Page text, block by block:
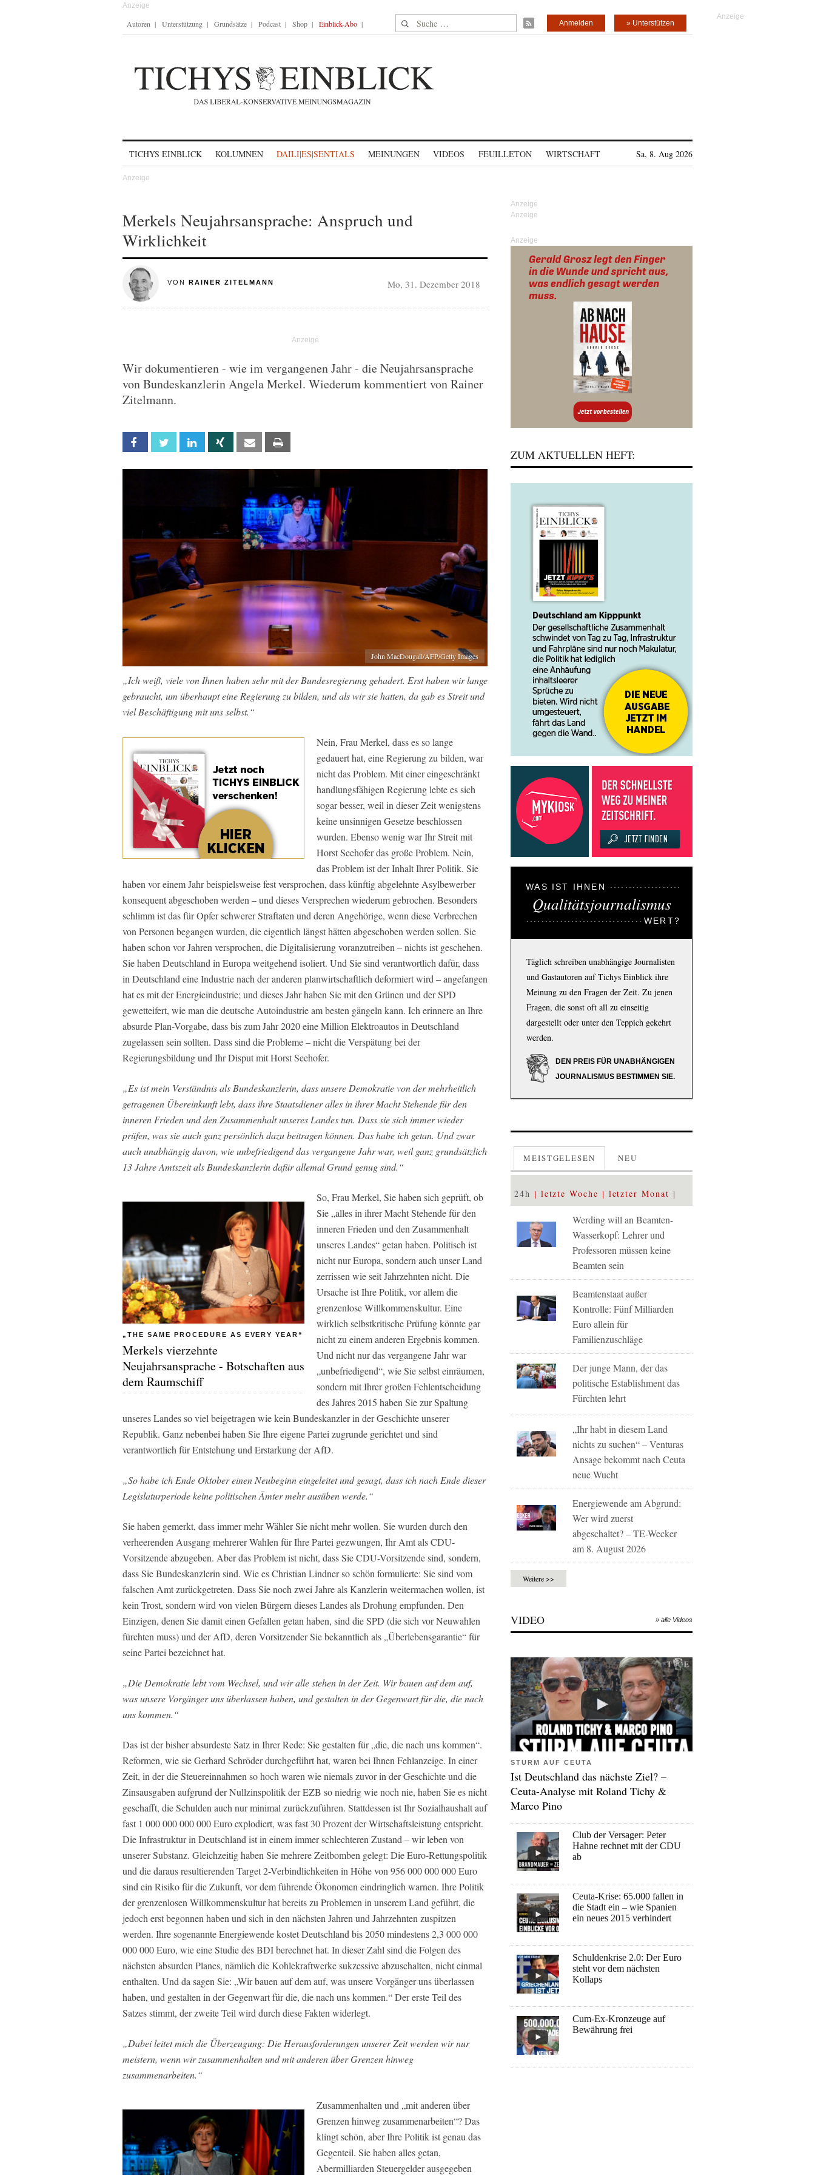
Autoren Unterstützung Grundsätze Podcast Shop Einblick-Abo Suche nach: » Unterstützen
Anmelden
TICHYS EINBLICK KOLUMNEN DAILI|ES|SENTIALS MEINUNGEN VIDEOS FEUILLETON WIRTSCHAFT Sa, 8. Aug 2026
Merkels Neujahrsansprache: Anspruch und
Wirklichkeit
VON RAINER ZITELMANN Mo, 31. Dezember 2018
Wir dokumentieren - wie im vergangenen Jahr - die Neujahrsansprache
von Bundeskanzlerin Angela Merkel. Wiederum kommentiert von Rainer
Zitelmann.
Facebook Twitter Linkedin Xing Email
John MacDougall/AFP/Getty Images
„Ich weiß, viele von Ihnen haben sehr mit der Bundesregierung gehadert. Erst haben wir lange
gebraucht, um überhaupt eine Regierung zu bilden, und als wir sie hatten, da gab es Streit und
viel Beschäftigung mit uns selbst.“
Nein, Frau Merkel, dass es so lange
gedauert hat, eine Regierung zu bilden, war
nicht das Problem. Mit einer eingeschränkt
handlungsfähigen Regierung lebte es sich
sogar besser, weil in dieser Zeit wenigstens
keine unsinnigen Gesetze beschlossen
wurden. Ebenso wenig war Ihr Streit mit
Horst Seehofer das große Problem. Nein,
das Problem ist der Inhalt Ihrer Politik. Sie
haben vor einem Jahr beispielsweise fest versprochen, dass künftig abgelehnte Asylbewerber
konsequent abgeschoben werden – und dieses Versprechen wiederum gebrochen. Besonders
schlimm ist das für Opfer schwerer Straftaten und deren Angehörige, wenn diese Verbrechen
von Personen begangen wurden, die eigentlich längst hätten abgeschoben werden sollen. Sie
haben schon vor Jahren versprochen, die Digitalisierung voranzutreiben – nichts ist geschehen.
Sie haben Deutschland in Europa weitgehend isoliert. Und Sie sind verantwortlich dafür, dass
in Deutschland eine Industrie nach der anderen planwirtschaftlich deformiert wird – angefangen
hat es mit der Energieindustrie; und dieses Jahr haben Sie mit den Grünen und der SPD
gewetteifert, wie man die deutsche Autoindustrie am besten gängeln kann. Ich erinnere an Ihre
absurde Plan-Vorgabe, dass bis zum Jahr 2020 eine Million Elektroautos in Deutschland
zugelassen sein sollten. Dass sind die Probleme – nicht die Verspätung bei der
Regierungsbildung und Ihr Disput mit Horst Seehofer.
„Es ist mein Verständnis als Bundeskanzlerin, dass unsere Demokratie von der mehrheitlich
getragenen Übereinkunft lebt, dass ihre Staatsdiener alles in ihrer Macht Stehende für den
inneren Frieden und den Zusammenhalt unseres Landes tun. Dass sie sich immer wieder
prüfen, was sie auch ganz persönlich dazu beitragen können. Das habe ich getan. Und zwar
auch unabhängig davon, wie unbefriedigend das vergangene Jahr war, weil ganz grundsätzlich
13 Jahre Amtszeit als Bundeskanzlerin dafür allemal Grund genug sind.“
„THE SAME PROCEDURE AS EVERY YEAR“
Merkels vierzehnte
Neujahrsansprache - Botschaften aus
dem Raumschiff
So, Frau Merkel, Sie haben sich geprüft, ob
Sie „alles in ihrer Macht Stehende für den
inneren Frieden und den Zusammenhalt
unseres Landes“ getan haben. Politisch ist
nicht nur Europa, sondern auch unser Land
zerrissen wie seit Jahrzehnten nicht. Die
Ursache ist Ihre Politik, vor allem die
grenzenlose Willkommenskultur. Eine
wirklich selbstkritische Prüfung könnte gar
nicht zu einem anderen Ergebnis kommen.
Und nicht nur das vergangene Jahr war
„unbefriedigend“, wie Sie selbst einräumen,
sondern mit Ihrer großen Fehlentscheidung
des Jahres 2015 haben Sie zur Spaltung
unseres Landes so viel beigetragen wie kein Bundeskanzler in der Geschichte unserer
Republik. Ganz nebenbei haben Sie Ihre eigene Partei zugrunde gerichtet und sind
verantwortlich für Entstehung und Erstarkung der AfD.
„So habe ich Ende Oktober einen Neubeginn eingeleitet und gesagt, dass ich nach Ende dieser
Legislaturperiode keine politischen Ämter mehr ausüben werde.“
Sie haben gemerkt, dass immer mehr Wähler Sie nicht mehr wollen. Sie wurden durch den
verheerenden Ausgang mehrerer Wahlen für Ihre Partei gezwungen, Ihr Amt als CDU-
Vorsitzende abzugeben. Aber das Problem ist nicht, dass Sie CDU-Vorsitzende sind, sondern,
dass Sie Bundeskanzlerin sind. Wie es Christian Lindner so schön formulierte: Sie sind vom
falschen Amt zurückgetreten. Dass Sie noch zwei Jahre als Kanzlerin weitermachen wollen, ist
kein Trost, sondern wird von vielen Bürgern dieses Landes als Drohung empfunden. Den
Einzigen, denen Sie damit einen Gefallen getan haben, sind die SPD (die sich vor Neuwahlen
fürchten muss) und der AfD, deren Vorsitzender Sie bekanntlich als „Überlebensgarantie“ für
seine Partei bezeichnet hat.
„Die Demokratie lebt vom Wechsel, und wir alle stehen in der Zeit. Wir bauen auf dem auf,
was unsere Vorgänger uns überlassen haben, und gestalten in der Gegenwart für die, die nach
uns kommen.“
Das ist der bisher absurdeste Satz in Ihrer Rede: Sie gestalten für „die, die nach uns kommen“.
Reformen, wie sie Gerhard Schröder durchgeführt hat, waren bei Ihnen Fehlanzeige. In einer
Zeit, in der die Steuereinnahmen so hoch waren wie niemals zuvor in der Geschichte und die
Zinsausgaben aufgrund der Nullzinspolitik der EZB so niedrig wie noch nie, haben Sie es nicht
geschafft, die Schulden auch nur minimal zurückzuführen. Stattdessen ist Ihr Sozialhaushalt auf
fast 1 000 000 000 000 Euro explodiert, was fast 30 Prozent der Wirtschaftsleistung entspricht.
Die Infrastruktur in Deutschland ist in einem immer schlechteren Zustand – wir leben von
unserer Substanz. Gleichzeitig haben Sie mehrere Zeitbomben gelegt: Die Euro-Rettungspolitik
und die daraus resultierenden Target 2-Verbindlichkeiten in Höhe von 956 000 000 000 Euro
sind ein Risiko für die Zukunft, vor dem führende Ökonomen eindringlich warnen. Ihre Politik
der grenzenlosen Willkommenskultur hat bereits zu Problemen in unserem Land geführt, die
jedoch erst begonnen haben und sich in den nächsten Jahren und Jahrzehnten zuspitzen
werden. Ihre sogenannte Energiewende kostet Deutschland bis 2050 mindestens 2,3 000 000
000 000 Euro, wie eine Studie des BDI berechnet hat. In dieser Zahl sind die Folgen des
nächsten absurden Planes, nämlich die Kohlekraftwerke sukzessive abzuschalten, nicht einmal
enthalten. Und da sagen Sie: „Wir bauen auf dem auf, was unsere Vorgänger uns überlassen
haben, und gestalten in der Gegenwart für die, die nach uns kommen.“ Der erste Teil des
Satzes stimmt, der zweite Teil wird durch diese Fakten widerlegt.
„Dabei leitet mich die Überzeugung: Die Herausforderungen unserer Zeit werden wir nur
meistern, wenn wir zusammenhalten und mit anderen über Grenzen hinweg
zusammenarbeiten.“
Zusammenhalten und „mit anderen über
Grenzen hinweg zusammenarbeiten“? Das
klingt schön, aber Ihre Politik ist genau das
Gegenteil. Sie haben alles getan,
Abermilliarden Steuergelder ausgegeben
Anzeige
ZUM AKTUELLEN HEFT:
WAS IST IHNEN
Qualitätsjournalismus
WERT?
Täglich schreiben unabhängige Journalisten
und Gastautoren auf Tichys Einblick ihre
Meinung zu den Fragen der Zeit. Zu jenen
Fragen, die sonst oft all zu einseitig
dargestellt oder unter den Teppich gekehrt
werden.
DEN PREIS FÜR UNABHÄNGIGEN
JOURNALISMUS BESTIMMEN SIE.
MEISTGELESEN NEU
24h letzte Woche letzter Monat
Werding will an Beamten-
Wasserkopf: Lehrer und
Professoren müssen keine
Beamten sein
Beamtenstaat außer
Kontrolle: Fünf Milliarden
Euro allein für
Familienzuschläge
Der junge Mann, der das
politische Establishment das
Fürchten lehrt
„Ihr habt in diesem Land
nichts zu suchen“ – Venturas
Ansage bekommt nach Ceuta
neue Wucht
Energiewende am Abgrund:
Wer wird zuerst
abgeschaltet? – TE-Wecker
am 8. August 2026
Weitere >>
VIDEO » alle Videos
STURM AUF CEUTA
Ist Deutschland das nächste Ziel? –
Ceuta-Analyse mit Roland Tichy &
Marco Pino
Club der Versager: Peter
Hahne rechnet mit der CDU
ab
Ceuta-Krise: 65.000 fallen in
die Stadt ein – wie Spanien
ein neues 2015 verhindert
Schuldenkrise 2.0: Der Euro
steht vor dem nächsten
Kollaps
Cum-Ex-Kronzeuge auf
Bewährung frei